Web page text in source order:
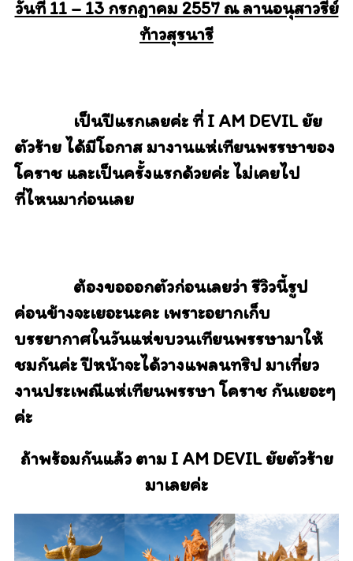
วันที่ 11 – 13 กรกฎาคม 2557 ณ ลานอนุสาวรีย์
ท้าวสุรนารี
เป็นปีแรกเลยค่ะ ที่ I AM DEVIL ยัย
ตัวร้าย ได้มีโอกาส มางานแห่เทียนพรรษาของ
โคราช และเป็นครั้งแรกด้วยค่ะ ไม่เคยไป
ที่ไหนมาก่อนเลย
ต้องขอออกตัวก่อนเลยว่า รีวิวนี้รูป
ค่อนข้างจะเยอะนะคะ เพราะอยากเก็บ
บรรยากาศในวันแห่ขบวนเทียนพรรษามาให้
ชมกันค่ะปีหน้าจะได้วางแพลนทริป มาเที่ยว
งานประเพณีแห่เทียนพรรษา โคราช กันเยอะๆ
ค่ะ
ถ้าพร้อมกันแล้ว ตาม I AM DEVIL ยัยตัวร้าย
มาเลยค่ะ